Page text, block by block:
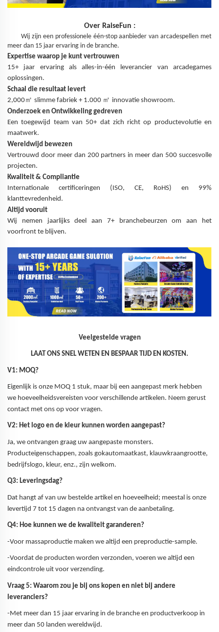
Over RaiseFun :
Wij zijn een professionele één-stop aanbieder van arcadespellen met
meer dan 15 jaar ervaring in de branche.
Expertise waarop je kunt vertrouwen
15+ jaar ervaring als alles-in-één leverancier van arcadegames
oplossingen.
Schaal die resultaat levert
2,000㎡ slimme fabriek + 1.000 ㎡ innovatie showroom.
Onderzoek en Ontwikkeling gedreven
Een toegewijd team van 50+ dat zich richt op productevolutie en
maatwerk.
Wereldwijd bewezen
Vertrouwd door meer dan 200 partners in meer dan 500 succesvolle
projecten.
Kwaliteit & Compliantie
Internationale certificeringen (ISO, CE, RoHS) en 99%
klanttevredenheid.
Altijd vooruit
Wij nemen jaarlijks deel aan 7+ branchebeurzen om aan het
voorfront te blijven.
Veelgestelde vragen
LAAT ONS SNEL WETEN EN BESPAAR TIJD EN KOSTEN.
V1: MOQ?
Eigenlijk is onze MOQ 1 stuk, maar bij een aangepast merk hebben
we hoeveelheidsvereisten voor verschillende artikelen. Neem gerust
contact met ons op voor vragen.
V2: Het logo en de kleur kunnen worden aangepast?
Ja, we ontvangen graag uw aangepaste monsters.
Producteigenschappen, zoals gokautomaatkast, klauwkraangrootte,
bedrijfslogo, kleur, enz., zijn welkom.
Q3: Leveringsdag?
Dat hangt af van uw bestelde artikel en hoeveelheid; meestal is onze
levertijd 7 tot 15 dagen na ontvangst van de aanbetaling.
Q4: Hoe kunnen we de kwaliteit garanderen?
-Voor massaproductie maken we altijd een preproductie-sample.
-Voordat de producten worden verzonden, voeren we altijd een
eindcontrole uit voor verzending.
Vraag 5: Waarom zou je bij ons kopen en niet bij andere
leveranciers?
-Met meer dan 15 jaar ervaring in de branche en productverkoop in
meer dan 50 landen wereldwijd.